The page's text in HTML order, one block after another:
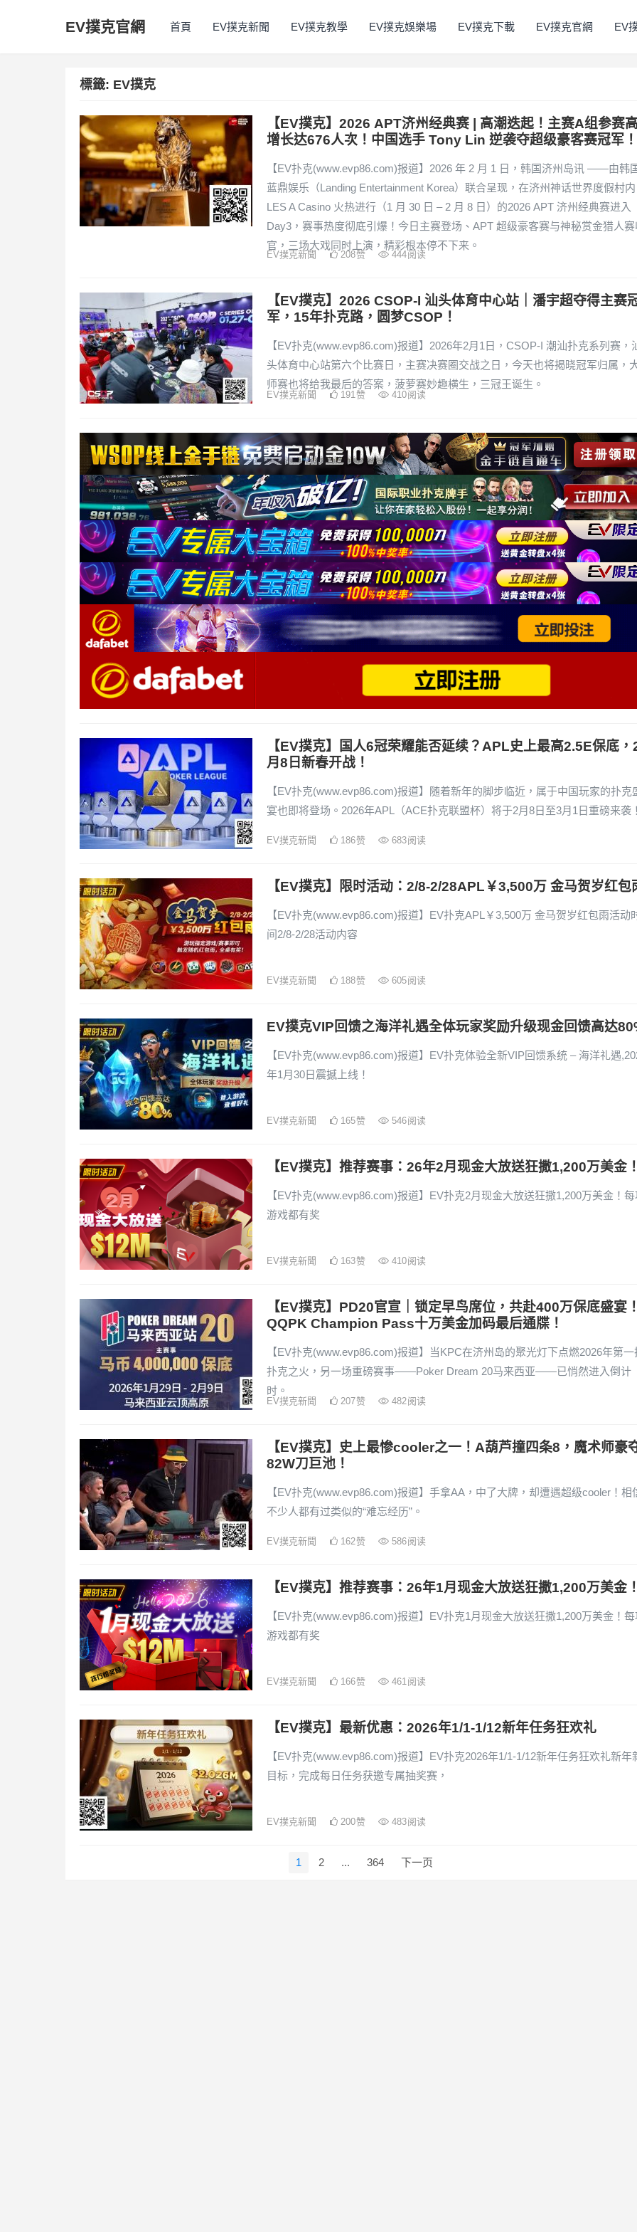
EV撲克官網 首頁 EV撲克新聞 EV撲克教學 EV撲克娛樂場 EV撲克下載 EV撲克官網 EV
標籤: EV撲克
【EV撲克】2026 APT济州经典赛 | 高潮迭起！主赛A组参赛
增长达676人次！中国选手 Tony Lin 逆袭夺超级豪客赛冠军！
【EV扑克(www.evp86.com)报道】2026 年 2 月 1 日，韩国济州岛讯 ——由韩
蓝鼎娱乐（Landing Entertainment Korea）联合呈现，在济州神话世界度假村内
LES A Casino 火热进行（1 月 30 日 – 2 月 8 日）的2026 APT 济州经典赛进入
Day3，赛事热度彻底引爆！今日主赛登场、APT 超级豪客赛与神秘赏金猎人赛
官，三场大戏同时上演，精彩根本停不下来。
EV撲克新聞 208赞 444阅读
【EV撲克】2026 CSOP-I 汕头体育中心站｜潘宇超夺得主赛
军，15年扑克路，圆梦CSOP！
【EV扑克(www.evp86.com)报道】2026年2月1日，CSOP-I 潮汕扑克系列赛，
头体育中心站第六个比赛日，主赛决赛圈交战之日，今天也将揭晓冠军归属，
师赛也将给我最后的答案，菠萝赛妙趣横生，三冠王诞生。
EV撲克新聞 191赞 410阅读
【EV撲克】国人6冠荣耀能否延续？APL史上最高2.5E保底，
月8日新春开战！
【EV扑克(www.evp86.com)报道】随着新年的脚步临近，属于中国玩家的扑克
宴也即将登场。2026年APL（ACE扑克联盟杯）将于2月8日至3月1日重磅来袭
EV撲克新聞 186赞 683阅读
【EV撲克】限时活动：2/8-2/28APL￥3,500万 金马贺岁红包
【EV扑克(www.evp86.com)报道】EV扑克APL￥3,500万 金马贺岁红包雨活动
间2/8-2/28活动内容
EV撲克新聞 188赞 605阅读
EV撲克VIP回馈之海洋礼遇全体玩家奖励升级现金回馈高达
【EV扑克(www.evp86.com)报道】EV扑克体验全新VIP回馈系统 – 海洋礼遇
年1月30日震撼上线！
EV撲克新聞 165赞 546阅读
【EV撲克】推荐赛事：26年2月现金大放送狂撒1,200万美金
【EV扑克(www.evp86.com)报道】EV扑克2月现金大放送狂撒1,200万美金！
游戏都有奖
EV撲克新聞 163赞 410阅读
【EV撲克】PD20官宣｜锁定早鸟席位，共赴400万保底盛宴
QQPK Champion Pass十万美金加码最后通牒！
【EV扑克(www.evp86.com)报道】当KPC在济州岛的聚光灯下点燃2026年第一
扑克之火，另一场重磅赛事——Poker Dream 20马来西亚——已悄然进入倒计
时。
EV撲克新聞 207赞 482阅读
【EV撲克】史上最惨cooler之一！A葫芦撞四条8，魔术师豪
82W刀巨池！
【EV扑克(www.evp86.com)报道】手拿AA，中了大牌，却遭遇超级cooler！相
不少人都有过类似的“难忘经历”。
EV撲克新聞 162赞 586阅读
【EV撲克】推荐赛事：26年1月现金大放送狂撒1,200万美金
【EV扑克(www.evp86.com)报道】EV扑克1月现金大放送狂撒1,200万美金！
游戏都有奖
EV撲克新聞 166赞 461阅读
【EV撲克】最新优惠：2026年1/1-1/12新年任务狂欢礼
【EV扑克(www.evp86.com)报道】EV扑克2026年1/1-1/12新年任务狂欢礼新年
目标，完成每日任务获邀专属抽奖赛，
EV撲克新聞 200赞 483阅读
1 2 ... 364 下一页